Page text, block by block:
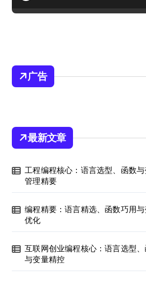
广告
最新文章
工程编程核心：语言选型、函数
管理精要
编程精要：语言精选、函数巧用
优化
互联网创业编程核心：语言选型、
与变量精控